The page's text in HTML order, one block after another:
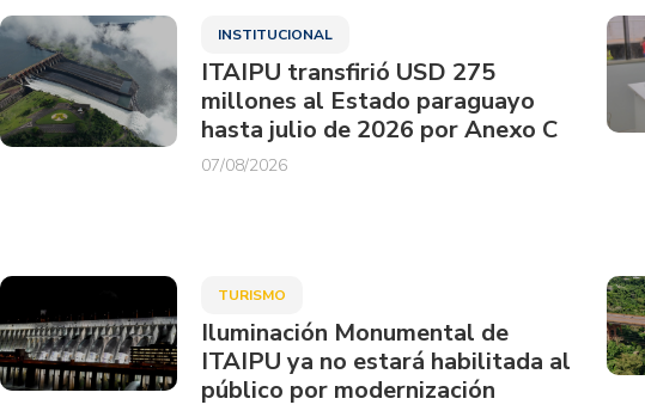
INSTITUCIONAL
ITAIPU transfirió USD 275
millones al Estado paraguayo
hasta julio de 2026 por Anexo C
07/08/2026
TURISMO
Iluminación Monumental de
ITAIPU ya no estará habilitada al
público por modernización